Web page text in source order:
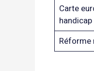
Carte
handicap